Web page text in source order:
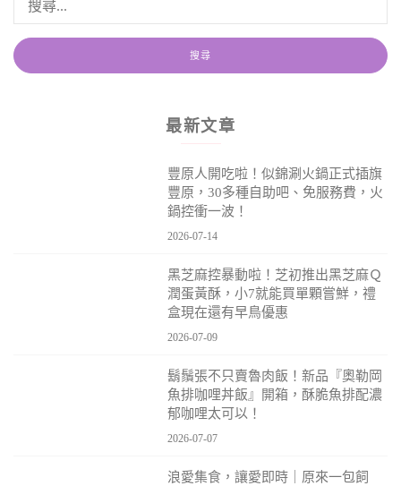
最新文章
豐原人開吃啦！似錦涮火鍋正式插旗
豐原，30多種自助吧、免服務費，火
鍋控衝一波！
2026-07-14
黑芝麻控暴動啦！芝初推出黑芝麻Ｑ
潤蛋黃酥，小7就能買單顆嘗鮮，禮
盒現在還有早鳥優惠
2026-07-09
鬍鬚張不只賣魯肉飯！新品『奧勒岡
魚排咖哩丼飯』開箱，酥脆魚排配濃
郁咖哩太可以！
2026-07-07
浪愛集食，讓愛即時｜原來一包飼